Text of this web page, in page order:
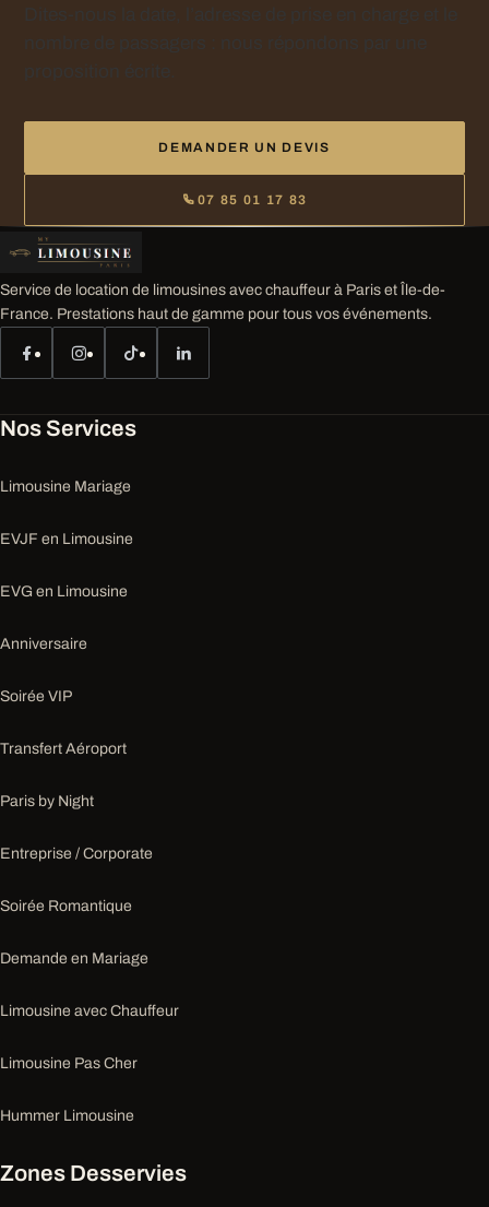
DEMANDER UN DEVIS
07 85 01 17 83
Service de location de limousines avec chauffeur à Paris et Île-de-
France. Prestations haut de gamme pour tous vos événements.
Nos Services
Limousine Mariage
EVJF en Limousine
EVG en Limousine
Anniversaire
Soirée VIP
Transfert Aéroport
Paris by Night
Entreprise / Corporate
Soirée Romantique
Demande en Mariage
Limousine avec Chauffeur
Limousine Pas Cher
Hummer Limousine
Zones Desservies